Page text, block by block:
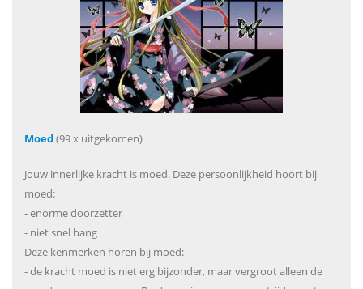
Moed(99 x uitgekomen)
Jouw innerlijke kracht is moed. Deze persoonlijkheid hoort bij
moed:
- enorme doorzetter
- niet snel bang
Deze kenmerken horen bij moed:
- de kracht moed is niet erg bijzonder, maar vergroot alleen de